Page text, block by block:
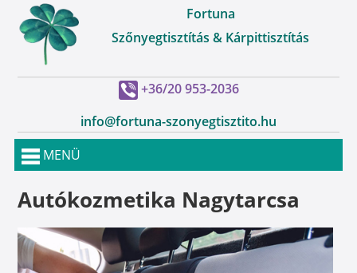
Fortuna
Szőnyegtisztítás & Kárpittisztítás
+36/20 953-2036
info@fortuna-szonyegtisztito.hu
MENÜ
Autókozmetika Nagytarcsa